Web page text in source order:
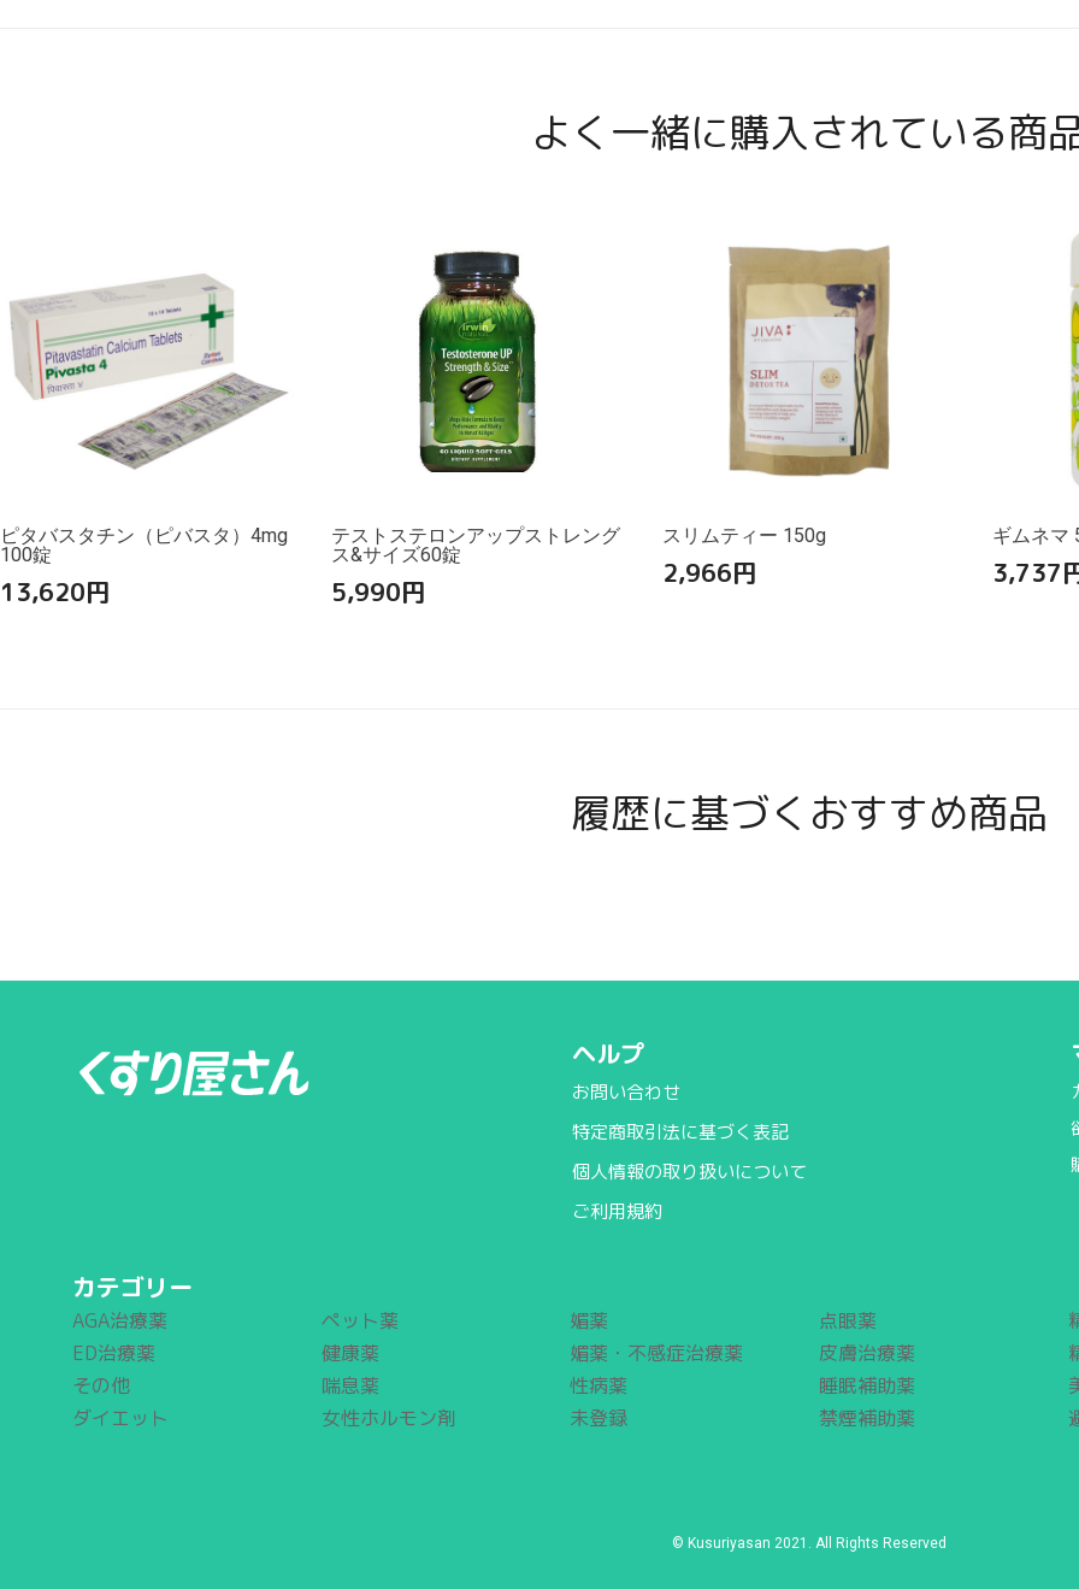
よく一緒に購入されている商
ピタバスタチン（ピバスタ）4mg
100錠
13,620円
テストステロンアップストレング
ス&サイズ60錠
5,990円
スリムティー 150g
2,966円
ギムネマ
3,737
履歴に基づくおすすめ商品
ヘルプ
お問い合わせ
特定商取引法に基づく表記
個人情報の取り扱いについて
ご利用規約
カテゴリー
AGA治療薬
ED治療薬
その他
ダイエット
ペット薬
健康薬
喘息薬
女性ホルモン剤
媚薬
媚薬・不感症治療薬
性病薬
未登録
点眼薬
皮膚治療薬
睡眠補助薬
禁煙補助薬
© Kusuriyasan 2021. All Rights Reserved